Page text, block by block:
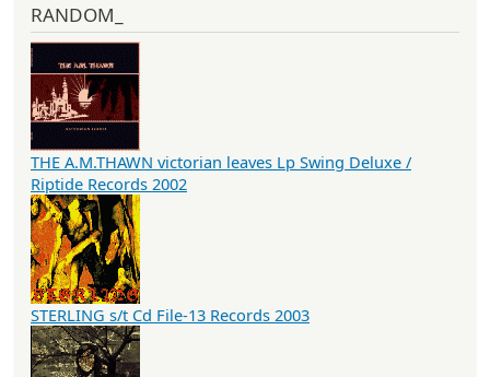
RANDOM_
THE A.M.THAWN victorian leaves Lp Swing Deluxe /
Riptide Records 2002
STERLING s/t Cd File-13 Records 2003